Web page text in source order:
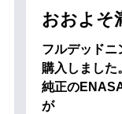
おおよそ
フルデッドニ
購入しました
純正の
が